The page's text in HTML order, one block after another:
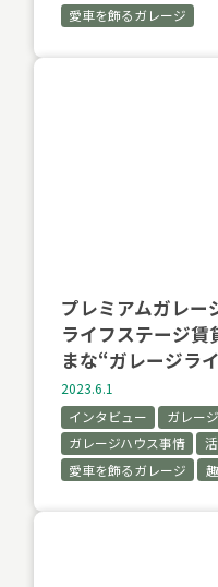
愛車を飾るガレージ
プレミアムガレー
ライフステージ賃
まな“ガレージラ
2023.6.1
インタビュー
ガレー
ガレージハウス事情
愛車を飾るガレージ